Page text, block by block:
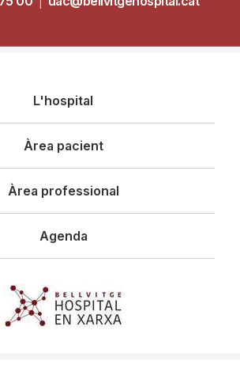
L'hospital
Àrea pacient
Àrea professional
Agenda